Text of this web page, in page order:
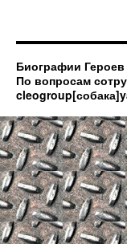
Биографии
По вопросам